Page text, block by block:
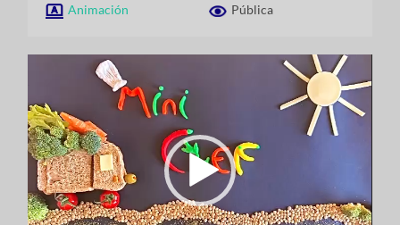
Animación Pública
Reproductor